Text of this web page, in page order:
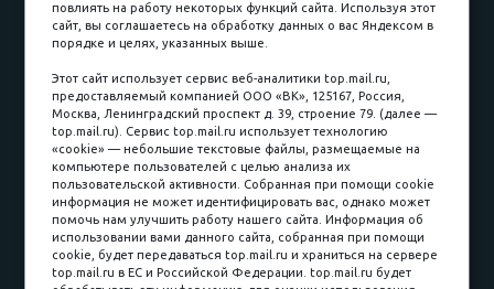
Наличные
пл. Соляная, 6, стр. 16
8 (3822) 60-70-30
8 (3822) 50-39-09
8 (3822) 22-77-68
8 (3822) 50-48-50
8 (3822) 65-42-10
повлиять на работу некоторых функций сайта. Используя этот
сайт, вы соглашаетесь на обработку данных о вас Яндексом в
порядке и целях, указанных выше.
Этот сайт использует сервис веб-аналитики top.mail.ru,
предоставляемый компанией ООО «ВК», 125167, Россия,
Москва, Ленинградский проспект д. 39, строение 79. (далее —
top.mail.ru). Сервис top.mail.ru использует технологию
«cookie» — небольшие текстовые файлы, размещаемые на
компьютере пользователей с целью анализа их
пользовательской активности. Собранная при помощи cookie
информация не может идентифицировать вас, однако может
помочь нам улучшить работу нашего сайта. Информация об
использовании вами данного сайта, собранная при помощи
cookie, будет передаваться top.mail.ru и храниться на сервере
top.mail.ru в ЕС и Российской Федерации. top.mail.ru будет